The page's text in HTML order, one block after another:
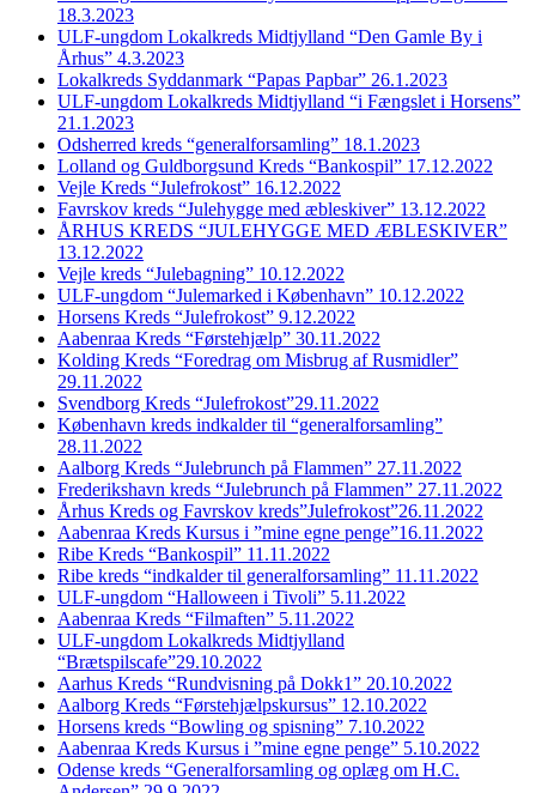
18.3.2023
ULF-ungdom Lokalkreds Midtjylland “Den Gamle By i
Århus” 4.3.2023
Lokalkreds Syddanmark “Papas Papbar” 26.1.2023
ULF-ungdom Lokalkreds Midtjylland “i Fængslet i Horsens”
21.1.2023
Odsherred kreds “generalforsamling” 18.1.2023
Lolland og Guldborgsund Kreds “Bankospil” 17.12.2022
Vejle Kreds “Julefrokost” 16.12.2022
Favrskov kreds “Julehygge med æbleskiver” 13.12.2022
ÅRHUS KREDS “JULEHYGGE MED ÆBLESKIVER”
13.12.2022
Vejle kreds “Julebagning” 10.12.2022
ULF-ungdom “Julemarked i København” 10.12.2022
Horsens Kreds “Julefrokost” 9.12.2022
Aabenraa Kreds “Førstehjælp” 30.11.2022
Kolding Kreds “Foredrag om Misbrug af Rusmidler”
29.11.2022
Svendborg Kreds “Julefrokost”29.11.2022
København kreds indkalder til “generalforsamling”
28.11.2022
Aalborg Kreds “Julebrunch på Flammen” 27.11.2022
Frederikshavn kreds “Julebrunch på Flammen” 27.11.2022
Århus Kreds og Favrskov kreds”Julefrokost”26.11.2022
Aabenraa Kreds Kursus i ”mine egne penge”16.11.2022
Ribe Kreds “Bankospil” 11.11.2022
Ribe kreds “indkalder til generalforsamling” 11.11.2022
ULF-ungdom “Halloween i Tivoli” 5.11.2022
Aabenraa Kreds “Filmaften” 5.11.2022
ULF-ungdom Lokalkreds Midtjylland
“Brætspilscafe”29.10.2022
Aarhus Kreds “Rundvisning på Dokk1” 20.10.2022
Aalborg Kreds “Førstehjælpskursus” 12.10.2022
Horsens kreds “Bowling og spisning” 7.10.2022
Aabenraa Kreds Kursus i ”mine egne penge” 5.10.2022
Odense kreds “Generalforsamling og oplæg om H.C.